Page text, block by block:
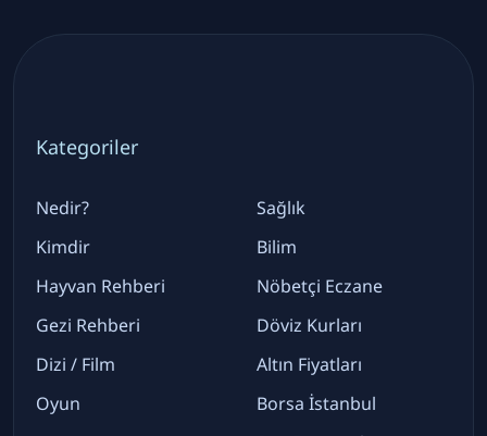
Kategoriler
Nedir?
Kimdir
Hayvan Rehberi
Gezi Rehberi
Dizi / Film
Oyun
Sağlık
Bilim
Nöbetçi Eczane
Döviz Kurları
Altın Fiyatları
Borsa İstanbul